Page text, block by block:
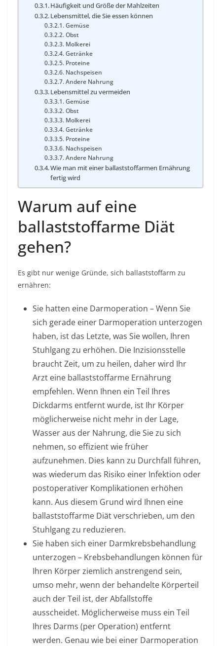
Häufigkeit und Größe der Mahlzeiten
Lebensmittel, die Sie essen können
Gemüse
Obst
Molkerei
Getränke
Proteine
Nachspeisen
Andere Nahrung
Lebensmittel zu vermeiden
Gemüse
Obst
Molkerei
Getränke
Proteine
Nachspeisen
Andere Nahrung
Wie man mit einer ballaststoffarmen Ernährung
fertig wird
Warum auf eine
ballaststoffarme Diät
gehen?
Es gibt nur wenige Gründe, sich ballaststoffarm zu
ernähren:
Sie hatten eine Darmoperation –Wenn Sie
sich gerade einer Darmoperation unterzogen
haben, ist das Letzte, was Sie wollen, Ihren
Stuhlgang zu erhöhen. Die Inzisionsstelle
braucht Zeit, um zu heilen, daher wird Ihr
Arzt eine ballaststoffarme Ernährung
empfehlen. Wenn Ihnen ein Teil Ihres
Dickdarms entfernt wurde, ist Ihr Körper
möglicherweise nicht mehr in der Lage,
Wasser aus der Nahrung, die Sie zu sich
nehmen, so effizient wie früher
aufzunehmen. Dies kann zu Durchfall führen,
was wiederum das Risiko einer Infektion oder
postoperativer Komplikationen erhöhen
kann. Aus diesem Grund wird Ihnen eine
ballaststoffarme Diät verschrieben, um den
Stuhlgang zu reduzieren.
Sie haben sich einer Darmkrebsbehandlung
unterzogen – Krebsbehandlungen können für
Ihren Körper ziemlich anstrengend sein,
umso mehr, wenn der behandelte Körperteil
auch der Teil ist, der Abfallstoffe
ausscheidet. Möglicherweise muss ein Teil
Ihres Darms (per Operation) entfernt
werden. Genau wie bei einer Darmoperation